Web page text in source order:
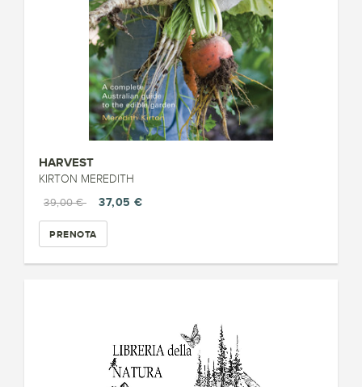
HARVEST
KIRTON MEREDITH
39,00 €
37,05 €
PRENOTA